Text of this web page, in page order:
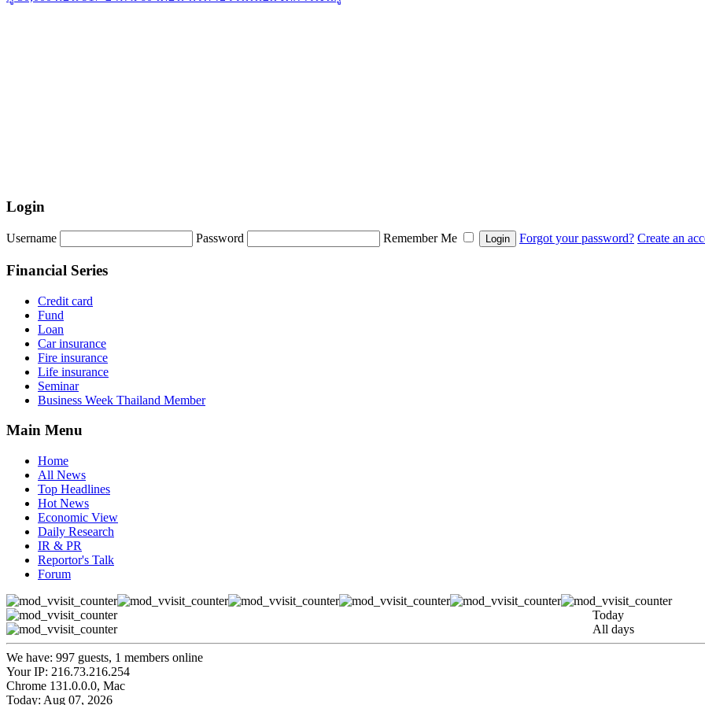
Login
Username Password Remember Me Forgot your password? Create an
Financial Series
Credit card
Fund
Loan
Car insurance
Fire insurance
Life insurance
Seminar
Business Week Thailand Member
Main Menu
Home
All News
Top Headlines
Hot News
Economic View
Daily Research
IR & PR
Reportor's Talk
Forum
Today
All days
We have: 997 guests, 1 members online
Your IP: 216.73.216.254
Chrome 131.0.0.0, Mac
Today: Aug 07, 2026